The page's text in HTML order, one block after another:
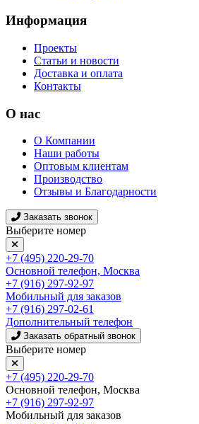
Информация
Проекты
Статьи и новости
Доставка и оплата
Контакты
О нас
О Компании
Наши работы
Оптовым клиентам
Производство
Отзывы и Благодарности
Заказать звонок
Выберите номер
+7 (495) 220-29-70
Основной телефон, Москва
+7 (916) 297-92-97
Мобильный для заказов
+7 (916) 297-02-61
Дополнительный телефон
Заказать обратный звонок
Выберите номер
+7 (495) 220-29-70
Основной телефон, Москва
+7 (916) 297-92-97
Мобильный для заказов